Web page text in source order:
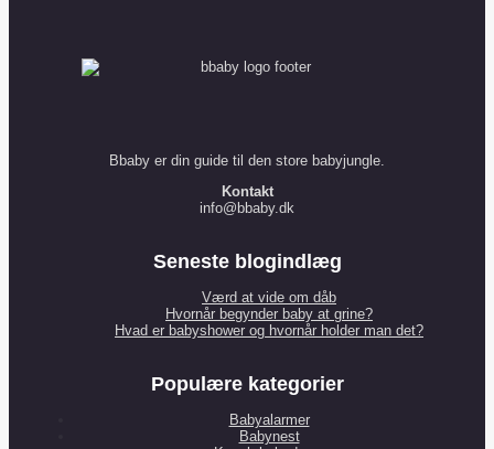
Bbaby er din guide til den store babyjungle.
Kontakt
info@bbaby.dk
Seneste blogindlæg
Værd at vide om dåb
Hvornår begynder baby at grine?
Hvad er babyshower og hvornår holder man det?
Populære kategorier
Babyalarmer
Babynest